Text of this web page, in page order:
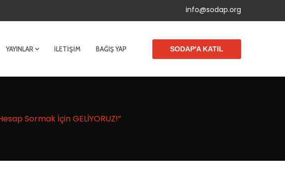
info@sodap.org
YAYINLAR İLETIŞIM BAĞIŞ YAP SODAP'A KATIL
Sormak İçin GELİYORUZ!”